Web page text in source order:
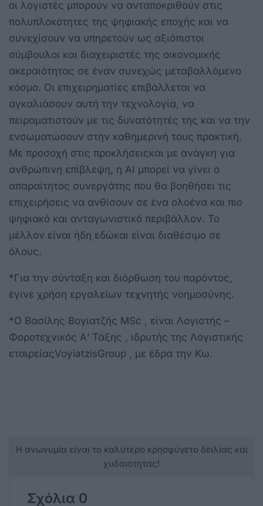
οι λογιστές μπορούν να ανταποκριθούν στις
πολυπλοκότητες της ψηφιακής εποχής και να
συνεχίσουν να υπηρετούν ως αξιόπιστοι
σύμβουλοι και διαχειριστές της οικονομικής
ακεραιότητας σε έναν συνεχώς μεταβαλλόμενο
κόσμο. Οι επιχειρηματίες επιβάλλεται να
αγκαλιάσουν αυτή την τεχνολογία, να
πειραματιστούν με τις δυνατότητές της και να την
ενσωματώσουν στην καθημερινή τους πρακτική.
Με προσοχή στις προκλήσειςκαι με ανάγκη για
ανθρώπινη επίβλεψη, η AI μπορεί να γίνει ο
απαραίτητος συνεργάτης που θα βοηθήσει τις
επιχειρήσεις να ανθίσουν σε ένα ολοένα και πιο
ψηφιακό και ανταγωνιστικό περιβάλλον. Το
μέλλον είναι ήδη εδώκαι είναι διαθέσιμο σε
όλους.
*Για την σύνταξη και διόρθωση του παρόντος,
έγινε χρήση εργαλείων τεχνητής νοημοσύνης.
*Ο Βασίλης Βογιατζής MSc , είναι Λογιστής –
Φοροτεχνικός Α’ Τάξης , ιδρυτής της Λογιστικής
εταιρείαςVoyiatzisGroup , με έδρα την Κω.
Η ανωνυμία είναι το καλύτερο κρησφύγετο δειλίας και
χυδαιότητας!
Σχόλια 0